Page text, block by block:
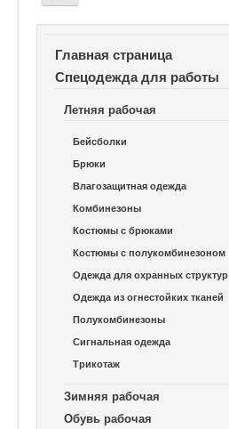
Летняя рабочая
Нанесение логотипов
Главная страница
Спецодежда для работы
Летняя рабочая
Бейсболки
Брюки
Влагозащитная одежда
Комбинезоны
Костюмы с брюками
Костюмы с полукомбинезоном
Одежда для охранных структур
Одежда из огнестойких тканей
Полукомбинезоны
Сигнальная одежда
Трикотаж
Зимняя рабочая
Обувь рабочая